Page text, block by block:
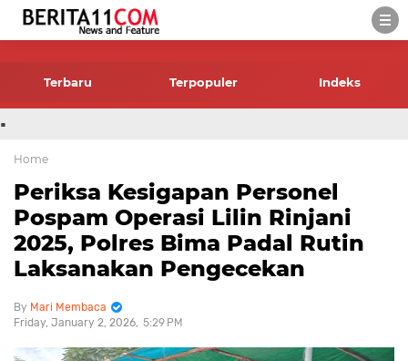
Terbaru Terpopuler Indeks
.
Home
Periksa Kesigapan Personel
Pospam Operasi Lilin Rinjani
2025, Polres Bima Padal Rutin
Laksanakan Pengecekan
Mari Membaca
Friday, January 2, 2026 5:29 PM